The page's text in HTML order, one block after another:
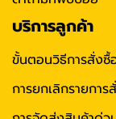
บริการลูกค้า
ขั้นตอนวิธีการสั่งซื้
การยกเลิกรายกา